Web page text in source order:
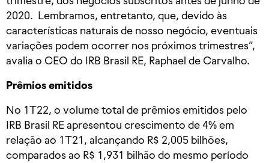
2020. Lembramos, entretanto, que, devido às
características naturais de nosso negócio, eventuais
variações podem ocorrer nos próximos trimestres”,
avalia o CEO do IRB Brasil RE, Raphael de Carvalho.
Prêmios emitidos
No 1T22, o volume total de prêmios emitidos pelo
IRB Brasil RE apresentou crescimento de 4% em
relação ao 1T21, alcançando R$ 2,005 bilhões,
comparados ao R$ 1,931 bilhão do mesmo período